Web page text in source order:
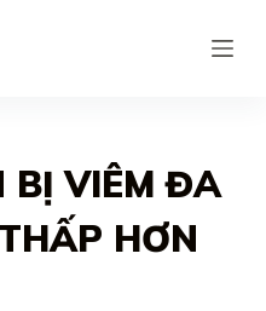
BỊ VIÊM ĐA
HƠN